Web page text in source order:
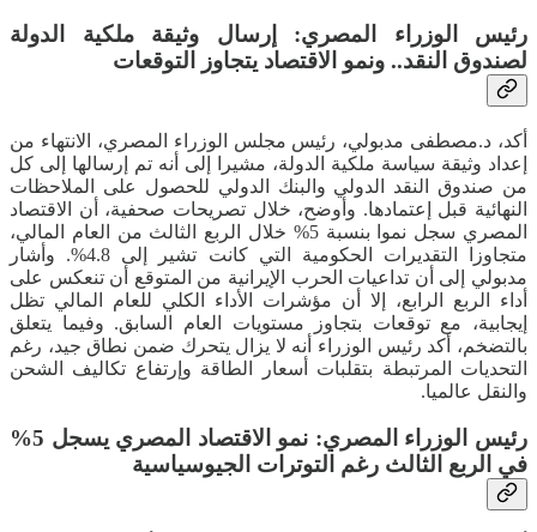
رئيس الوزراء المصري: إرسال وثيقة ملكية الدولة
لصندوق النقد.. ونمو الاقتصاد يتجاوز التوقعات
أكد، د.مصطفى مدبولي، رئيس مجلس الوزراء المصري، الانتهاء من
إعداد وثيقة سياسة ملكية الدولة، مشيرا إلى أنه تم إرسالها إلى كل
من صندوق النقد الدولي والبنك الدولي للحصول على الملاحظات
النهائية قبل إعتمادها. وأوضح، خلال تصريحات صحفية، أن الاقتصاد
المصري سجل نموا بنسبة 5% خلال الربع الثالث من العام المالي،
متجاوزا التقديرات الحكومية التي كانت تشير إلى 4.8%. وأشار
مدبولي إلى أن تداعيات الحرب الإيرانية من المتوقع أن تنعكس على
أداء الربع الرابع، إلا أن مؤشرات الأداء الكلي للعام المالي تظل
إيجابية، مع توقعات بتجاوز مستويات العام السابق. وفيما يتعلق
بالتضخم، أكد رئيس الوزراء أنه لا يزال يتحرك ضمن نطاق جيد، رغم
التحديات المرتبطة بتقلبات أسعار الطاقة وإرتفاع تكاليف الشحن
والنقل عالميا.
رئيس الوزراء المصري: نمو الاقتصاد المصري يسجل 5%
في الربع الثالث رغم التوترات الجيوسياسية